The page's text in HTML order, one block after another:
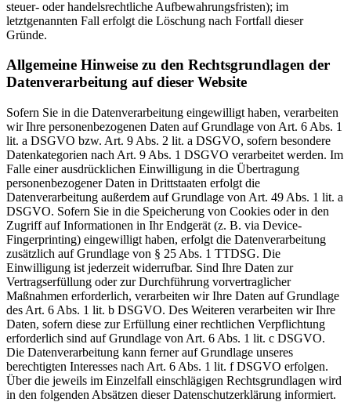
steuer- oder handelsrechtliche Aufbewahrungsfristen); im
letztgenannten Fall erfolgt die Löschung nach Fortfall dieser
Gründe.
Allgemeine Hinweise zu den Rechtsgrundlagen der
Datenverarbeitung auf dieser Website
Sofern Sie in die Datenverarbeitung eingewilligt haben, verarbeiten
wir Ihre personenbezogenen Daten auf Grundlage von Art. 6 Abs. 1
lit. a DSGVO bzw. Art. 9 Abs. 2 lit. a DSGVO, sofern besondere
Datenkategorien nach Art. 9 Abs. 1 DSGVO verarbeitet werden. Im
Falle einer ausdrücklichen Einwilligung in die Übertragung
personenbezogener Daten in Drittstaaten erfolgt die
Datenverarbeitung außerdem auf Grundlage von Art. 49 Abs. 1 lit. a
DSGVO. Sofern Sie in die Speicherung von Cookies oder in den
Zugriff auf Informationen in Ihr Endgerät (z. B. via Device-
Fingerprinting) eingewilligt haben, erfolgt die Datenverarbeitung
zusätzlich auf Grundlage von § 25 Abs. 1 TTDSG. Die
Einwilligung ist jederzeit widerrufbar. Sind Ihre Daten zur
Vertragserfüllung oder zur Durchführung vorvertraglicher
Maßnahmen erforderlich, verarbeiten wir Ihre Daten auf Grundlage
des Art. 6 Abs. 1 lit. b DSGVO. Des Weiteren verarbeiten wir Ihre
Daten, sofern diese zur Erfüllung einer rechtlichen Verpflichtung
erforderlich sind auf Grundlage von Art. 6 Abs. 1 lit. c DSGVO.
Die Datenverarbeitung kann ferner auf Grundlage unseres
berechtigten Interesses nach Art. 6 Abs. 1 lit. f DSGVO erfolgen.
Über die jeweils im Einzelfall einschlägigen Rechtsgrundlagen wird
in den folgenden Absätzen dieser Datenschutzerklärung informiert.